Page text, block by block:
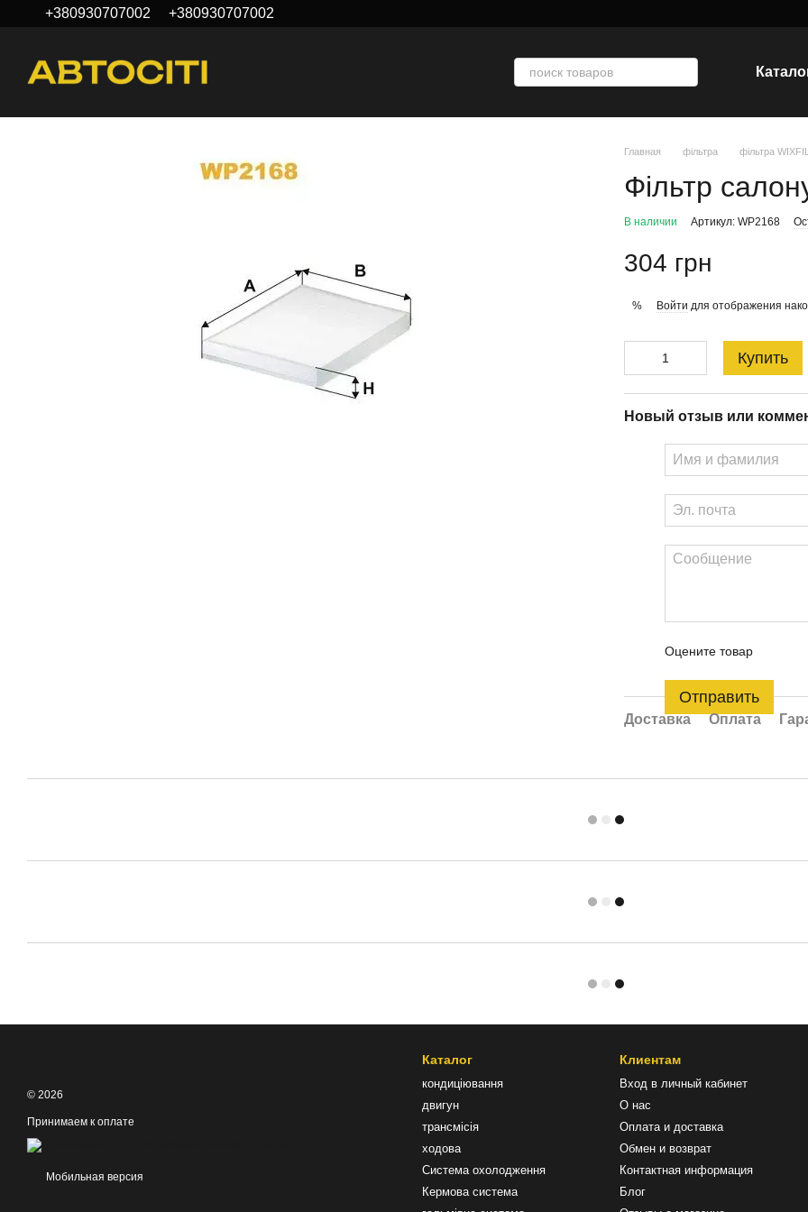
Перейти к основному контенту
+380930707002 +380930707002
Главная фільтра фільтра
Фільтр
В наличии Артикул: WP2168
304 грн
% Войти для отображения
Купить
Новый отзыв или
Оцените товар
Отправить
Доставка Оплата
© 2026
Принимаем к оплате
Мобильная версия
Каталог
кондиціювання
двигун
трансмісія
ходова
Система охолодження
Кермова система
Клиентам
Вход в личный кабинет
О нас
Оплата и доставка
Обмен и возврат
Контактная информация
Блог